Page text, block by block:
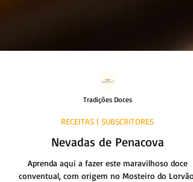
Tradições Doces
RECEITAS | SUBSCRITORES
Nevadas de Penacova